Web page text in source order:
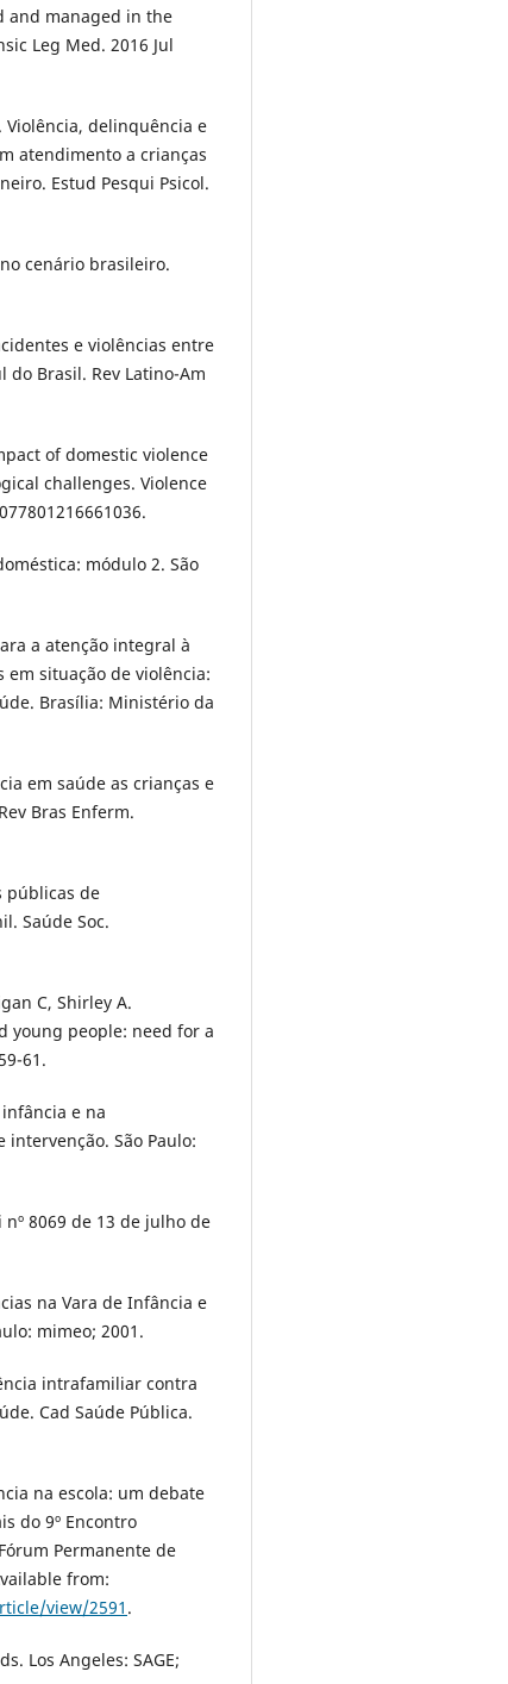
and managed in the
Leg Med. 2016 Jul
Violência, delinquência e
atendimento a crianças
Estud Pesqui Psicol.
cenário brasileiro.
e violências entre
Brasil. Rev Latino-Am
of domestic violence
challenges. Violence
módulo 2. São
a atenção integral à
em situação de violência:
Brasília: Ministério da
em saúde as crianças e
Bras Enferm.
públicas de
Saúde Soc.
C, Shirley A.
young people: need for a
61.
e na
São Paulo:
8069 de 13 de julho de
na Vara de Infância e
mimeo; 2001.
intrafamiliar contra
Cad Saúde Pública.
na escola: um debate
do 9º Encontro
Permanente de
from:
view/2591 .
Los Angeles: SAGE;